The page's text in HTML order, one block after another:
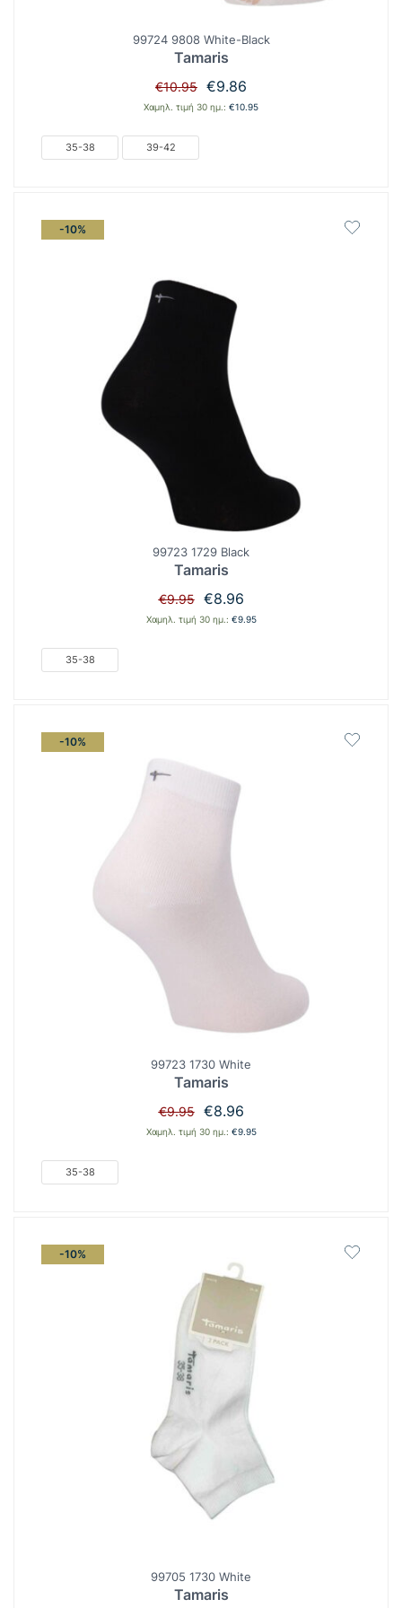
99724 9808 White-Black
Tamaris
€10.95 Original
price
€9.86
τρέχουσα
Χαμηλ. τιμή 30 ημ.: €10.95
35-38 39-42
-10%
99723 1729 Black
Tamaris
€9.95
Original
price
€8.96Η
τρέχουσα
Χαμηλ. τιμή 30 ημ.: €9.95
35-38
-10%
99723 1730 White
Tamaris
€9.95
Original
price
€8.96Η
τρέχουσα
Χαμηλ. τιμή 30 ημ.: €9.95
35-38
-10%
99705 1730 White
Tamaris